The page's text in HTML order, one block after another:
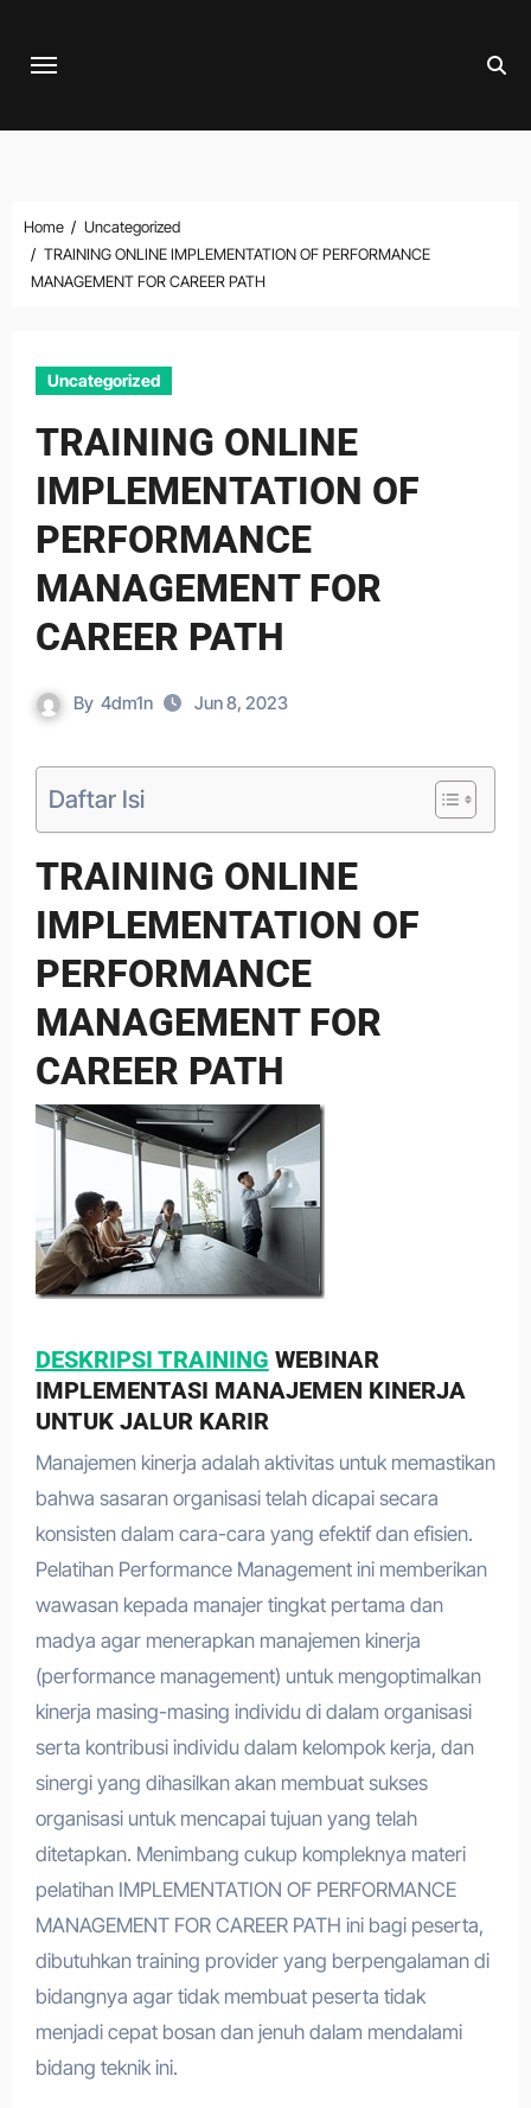
Home
Uncategorized
TRAINING ONLINE IMPLEMENTATION OF PERFORMANCE
MANAGEMENT FOR CAREER PATH
Uncategorized
TRAINING ONLINE
IMPLEMENTATION OF
PERFORMANCE
MANAGEMENT FOR
CAREER PATH
By 4dm1n Jun 8, 2023
Daftar Isi
TRAINING ONLINE
IMPLEMENTATION OF
PERFORMANCE
MANAGEMENT FOR
CAREER PATH
DESKRIPSI TRAINING WEBINAR
IMPLEMENTASI MANAJEMEN KINERJA
UNTUK JALUR KARIR
Manajemen kinerja adalah aktivitas untuk memastikan
bahwa sasaran organisasi telah dicapai secara
konsisten dalam cara-cara yang efektif dan efisien.
Pelatihan Performance Management ini memberikan
wawasan kepada manajer tingkat pertama dan
madya agar menerapkan manajemen kinerja
(performance management) untuk mengoptimalkan
kinerja masing-masing individu di dalam organisasi
serta kontribusi individu dalam kelompok kerja, dan
sinergi yang dihasilkan akan membuat sukses
organisasi untuk mencapai tujuan yang telah
ditetapkan. Menimbang cukup kompleknya materi
pelatihan IMPLEMENTATION OF PERFORMANCE
MANAGEMENT FOR CAREER PATH ini bagi peserta,
dibutuhkan training provider yang berpengalaman di
bidangnya agar tidak membuat peserta tidak
menjadi cepat bosan dan jenuh dalam mendalami
bidang teknik ini.